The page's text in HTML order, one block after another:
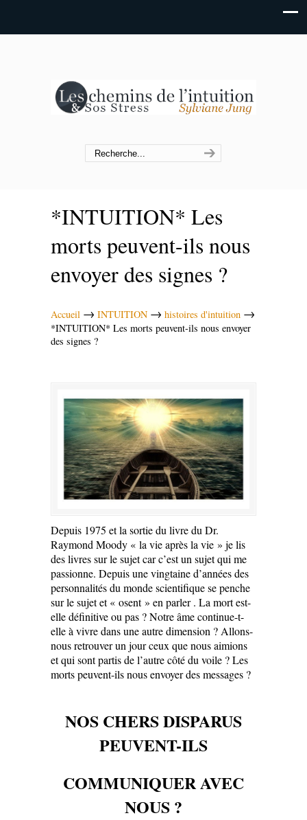
*INTUITION* Les
morts peuvent-ils nous
envoyer des signes ?
Accueil → INTUITION → histoires d'intuition →
*INTUITION* Les morts peuvent-ils nous envoyer
des signes ?
Depuis 1975 et la sortie du livre du Dr.
Raymond Moody « la vie après la vie » je lis
des livres sur le sujet car c’est un sujet qui me
passionne. Depuis une vingtaine d’années des
personnalités du monde scientifique se penche
sur le sujet et « osent » en parler . La mort est-
elle définitive ou pas ? Notre âme continue-t-
elle à vivre dans une autre dimension ? Allons-
nous retrouver un jour ceux que nous aimions
et qui sont partis de l’autre côté du voile ? Les
morts peuvent-ils nous envoyer des messages ?
NOS CHERS DISPARUS
PEUVENT-ILS
COMMUNIQUER AVEC
NOUS ?